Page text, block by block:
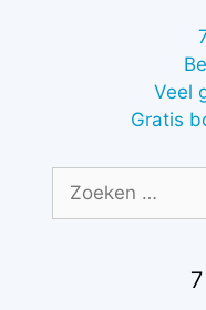
Veel
Gratis
naar: